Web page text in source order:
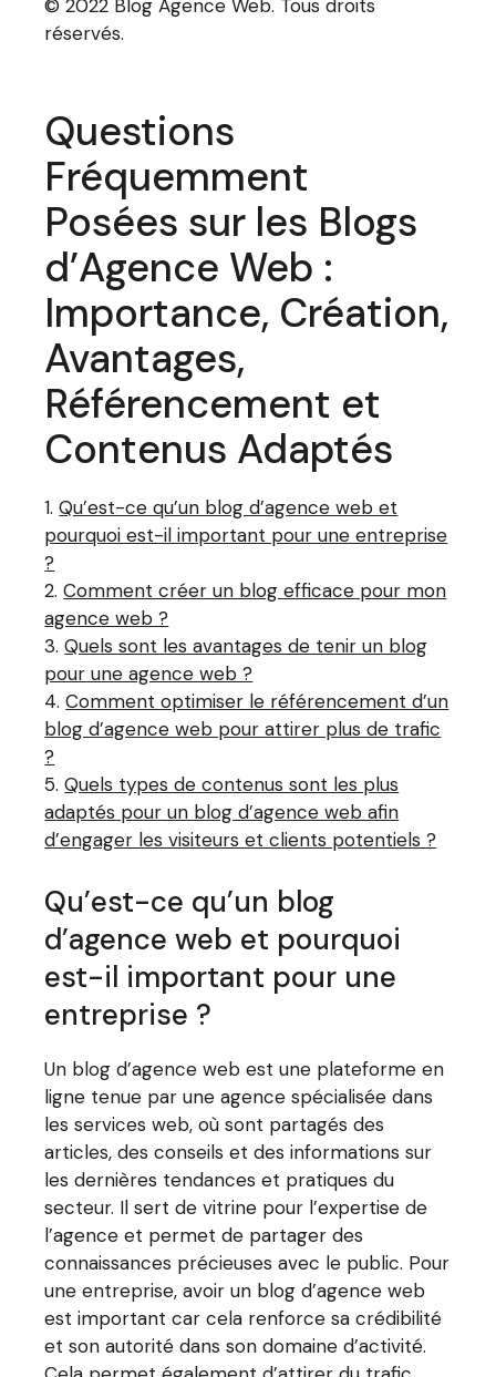
© 2022 Blog Agence Web. Tous droits
réservés.
Questions
Fréquemment
Posées sur les Blogs
d’Agence Web :
Importance, Création,
Avantages,
Référencement et
Contenus Adaptés
Qu’est-ce qu’un blog d’agence web et
pourquoi est-il important pour une entreprise
?
Comment créer un blog efficace pour mon
agence web ?
Quels sont les avantages de tenir un blog
pour une agence web ?
Comment optimiser le référencement d’un
blog d’agence web pour attirer plus de trafic
?
Quels types de contenus sont les plus
adaptés pour un blog d’agence web afin
d’engager les visiteurs et clients potentiels ?
Qu’est-ce qu’un blog
d’agence web et pourquoi
est-il important pour une
entreprise ?
Un blog d’agence web est une plateforme en
ligne tenue par une agence spécialisée dans
les services web, où sont partagés des
articles, des conseils et des informations sur
les dernières tendances et pratiques du
secteur. Il sert de vitrine pour l’expertise de
l’agence et permet de partager des
connaissances précieuses avec le public. Pour
une entreprise, avoir un blog d’agence web
est important car cela renforce sa crédibilité
et son autorité dans son domaine d’activité.